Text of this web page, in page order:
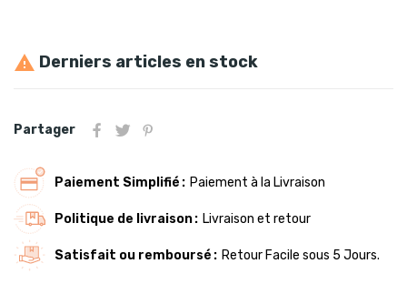
 Derniers articles en stock
Partager
Paiement Simplifié Paiement à la Livraison
Politique de livraison Livraison et retour
Satisfait ou remboursé Retour Facile sous 5 Jours.